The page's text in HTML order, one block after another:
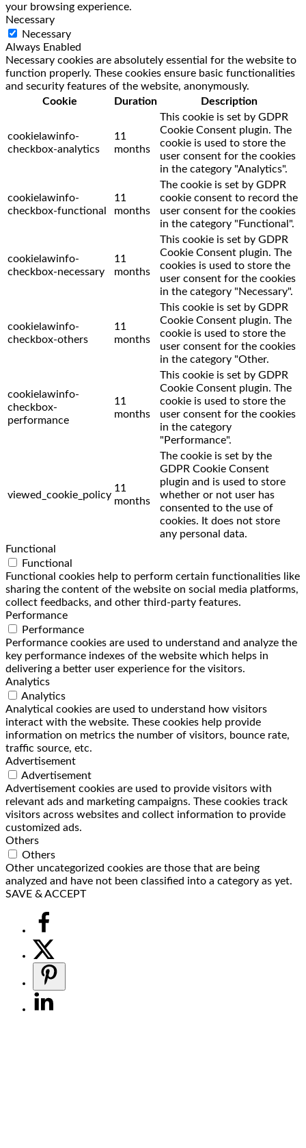
your browsing experience.
Necessary
Necessary
Always Enabled
Necessary cookies are absolutely essential for the website to
function properly. These cookies ensure basic functionalities
and security features of the website, anonymously.
Cookie
Duration Description
cookielawinfo-
checkbox-analytics
11
months
This cookie is set by GDPR
Cookie Consent plugin. The
cookie is used to store the
user consent for the cookies
in the category "Analytics".
cookielawinfo-
checkbox-functional
11
months
The cookie is set by GDPR
cookie consent to record the
user consent for the cookies
in the category "Functional".
cookielawinfo-
checkbox-necessary
11
months
This cookie is set by GDPR
Cookie Consent plugin. The
cookies is used to store the
user consent for the cookies
in the category "Necessary".
cookielawinfo-
checkbox-others
11
months
This cookie is set by GDPR
Cookie Consent plugin. The
cookie is used to store the
user consent for the cookies
in the category "Other.
cookielawinfo-
checkbox-
performance
11
months
This cookie is set by GDPR
Cookie Consent plugin. The
cookie is used to store the
user consent for the cookies
in the category
"Performance".
viewed_cookie_policy
11
months
The cookie is set by the
GDPR Cookie Consent
plugin and is used to store
whether or not user has
consented to the use of
cookies. It does not store
any personal data.
Functional
Functional
Functional cookies help to perform certain functionalities like
sharing the content of the website on social media platforms,
collect feedbacks, and other third-party features.
Performance
Performance
Performance cookies are used to understand and analyze the
key performance indexes of the website which helps in
delivering a better user experience for the visitors.
Analytics
Analytics
Analytical cookies are used to understand how visitors
interact with the website. These cookies help provide
information on metrics the number of visitors, bounce rate,
traffic source, etc.
Advertisement
Advertisement
Advertisement cookies are used to provide visitors with
relevant ads and marketing campaigns. These cookies track
visitors across websites and collect information to provide
customized ads.
Others
Others
Other uncategorized cookies are those that are being
analyzed and have not been classified into a category as yet.
SAVE & ACCEPT